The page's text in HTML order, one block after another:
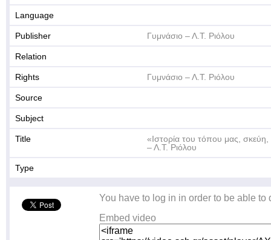
Language
Publisher Γυμνάσιο – Λ.Τ. Ριόλου
Relation
Rights Γυμνάσιο – Λ.Τ. Ριόλου
Source
Subject
Title
«Ιστορία του τόπου μας, σκεύη,
– Λ.Τ. Ριόλου
Type
You have to log in in order to be able to
Embed video